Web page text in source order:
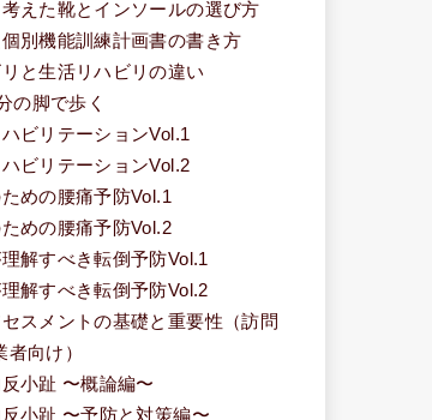
えた靴とインソールの選び方
別機能訓練計画書の書き方
と生活リハビリの違い
の脚で歩く
ビリテーションVol.1
ビリテーションVol.2
めの腰痛予防Vol.1
めの腰痛予防Vol.2
解すべき転倒予防Vol.1
解すべき転倒予防Vol.2
スメントの基礎と重要性（訪問
向け）
小趾 〜概論編〜
小趾 〜予防と対策編〜